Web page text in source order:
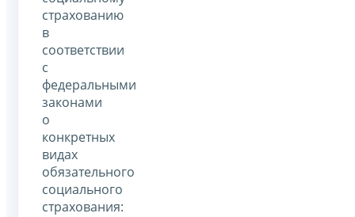
страхованию
в
соответствии
с
федеральными
законами
о
конкретных
видах
обязательного
социального
страхования: